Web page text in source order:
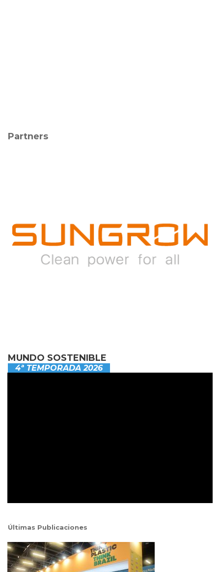
Partners
MUNDO SOSTENIBLE
4ª TEMPORADA 2026
Últimas Publicaciones